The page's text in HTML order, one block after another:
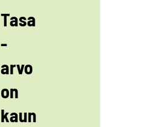
Tasa
-
arvo
on
kaun